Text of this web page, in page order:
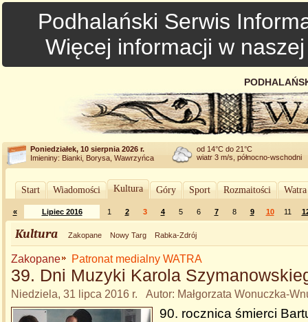
Podhalański Serwis
Więcej informacji w
Poniedziałek, 10 sierpnia 2026 r.
Imieniny: Bianki, Borysa, Wawrzyńca
od 14°C do 21°C
wiatr 3 m/s, północno-wschodni
Start Wiadomości Kultura Góry Sport Rozmaitości
« Lipiec 2016 1 2 3 4 5 6 7 8 9 10 11
Kultura Zakopane Nowy Targ Rabka-Zdrój
Zakopane Patronat medialny WATRA
39. Dni Muzyki Karola
Niedziela, 31 lipca 2016 r. Autor: Małgorzata Wonuczka-
90. rocznica śmierci